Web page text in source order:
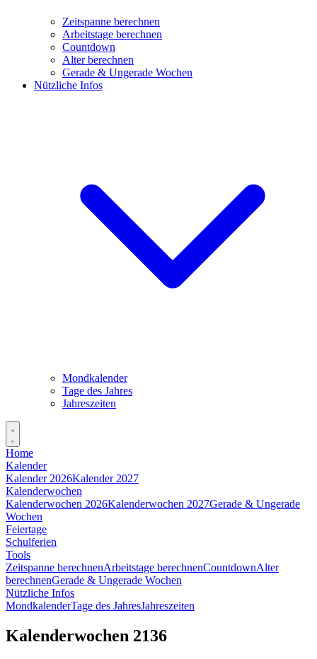
Zeitspanne berechnen
Arbeitstage berechnen
Countdown
Alter berechnen
Gerade & Ungerade Wochen
Nützliche Infos
Mondkalender
Tage des Jahres
Jahreszeiten
Home
Kalender
Kalender 2026Kalender 2027
Kalenderwochen
Kalenderwochen 2026Kalenderwochen 2027Gerade & Ungerade
Wochen
Feiertage
Schulferien
Tools
Zeitspanne berechnenArbeitstage berechnenCountdownAlter
berechnenGerade & Ungerade Wochen
Nützliche Infos
MondkalenderTage des JahresJahreszeiten
Kalenderwochen 2136